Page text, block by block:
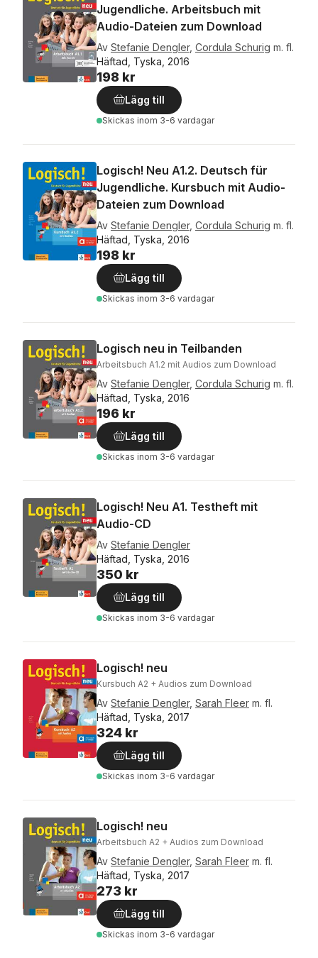
Jugendliche. Arbeitsbuch mit
Audio-Dateien zum Download
Av Stefanie Dengler, Cordula Schurig m. fl.
Häftad, Tyska, 2016
198 kr
Lägg till
Skickas inom 3-6 vardagar
Logisch! Neu A1.2. Deutsch für
Jugendliche. Kursbuch mit Audio-
Dateien zum Download
Av Stefanie Dengler, Cordula Schurig m. fl.
Häftad, Tyska, 2016
198 kr
Lägg till
Skickas inom 3-6 vardagar
Logisch neu in Teilbanden
Arbeitsbuch A1.2 mit Audios zum Download
Av Stefanie Dengler, Cordula Schurig m. fl.
Häftad, Tyska, 2016
196 kr
Lägg till
Skickas inom 3-6 vardagar
Logisch! Neu A1. Testheft mit
Audio-CD
Av Stefanie Dengler
Häftad, Tyska, 2016
350 kr
Lägg till
Skickas inom 3-6 vardagar
Logisch! neu
Kursbuch A2 + Audios zum Download
Av Stefanie Dengler, Sarah Fleer m. fl.
Häftad, Tyska, 2017
324 kr
Lägg till
Skickas inom 3-6 vardagar
Logisch! neu
Arbeitsbuch A2 + Audios zum Download
Av Stefanie Dengler, Sarah Fleer m. fl.
Häftad, Tyska, 2017
273 kr
Lägg till
Skickas inom 3-6 vardagar